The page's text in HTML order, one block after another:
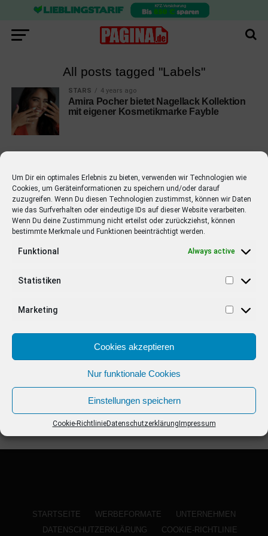
Um Dir ein optimales Erlebnis zu bieten, verwenden wir Technologien wie
Cookies, um Geräteinformationen zu speichern und/oder darauf
zuzugreifen. Wenn Du diesen Technologien zustimmst, können wir Daten
wie das Surfverhalten oder eindeutige IDs auf dieser Website verarbeiten.
Wenn Du deine Zustimmung nicht erteilst oder zurückziehst, können
bestimmte Merkmale und Funktionen beeinträchtigt werden.
Funktional Always active
Statistiken
Marketing
Cookies akzeptieren
Nur funktionale Cookies
Einstellungen speichern
Cookie-RichtlinieDatenschutzerklärung Impressum
All posts tagged "Labels"
STARS 4 years ago
Amira Pocher bietet Nagellack Kollektion
mit eigener Kosmetikmarke Fayble
EMPFOHLEN
STARS 4 years ago
Barbara Schöneberger Moderatorin
von “Verstehen Sie Spaß?”
STARTSEITE WERBEFORMATE
UNTERNEHMEN
DATENSCHUTZERKLÄRUNG
COOKIE-RICHTLINIE